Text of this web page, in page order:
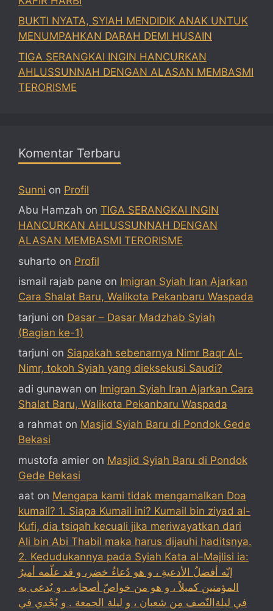
BUKTI NYATA, SYIAH MENDIDIK ANAK UNTUK
MENUMPAHKAN DARAH DEMI HUSAIN
TIGA SERANGKAI INGIN HANCURKAN
AHLUSSUNNAH DENGAN ALASAN MEMBASMI
TERORISME
Komentar Terbaru
Sunni on Profil
Abu Hamzah on TIGA SERANGKAI INGIN
HANCURKAN AHLUSSUNNAH DENGAN
ALASAN MEMBASMI TERORISME
suharto on Profil
ismail rajab pane on Imigran Syiah Iran Ajarkan
Cara Shalat Baru, Walikota Pekanbaru Waspada
tarjuni on Dasar – Dasar Madzhab Syiah
(Bagian ke-1)
tarjuni on Siapakah sebenarnya Nimr Baqr Al-
Nimr, tokoh Syiah yang dieksekusi Saudi?
adi gunawan on Imigran Syiah Iran Ajarkan Cara
Shalat Baru, Walikota Pekanbaru Waspada
a rahmat on Masjid Syiah Baru di Pondok Gede
Bekasi
mustofa amier on Masjid Syiah Baru di Pondok
Gede Bekasi
aat on Mengapa kami tidak mengamalkan Doa
kumail? 1. Siapa Kumail ini? Kumail bin ziyad al-
Kufi, dia tsiqah kecuali jika meriwayatkan dari
Ali bin Abi Thabil maka harus dijauhi haditsnya.
2. Kedudukannya pada Syiah Kata al-Majlisi ia:
إنّه أفضلُ الأدعيةِ ، و هو دُعاءُ خضر، و قد علّمه أميرُ
المؤمنين كميلاً ، و هو من خواصّ أصحابه . و يُدعى به
في ليلةالنّصف مِن شعبان ، و ليلة الجمعة . و يُجْدي في